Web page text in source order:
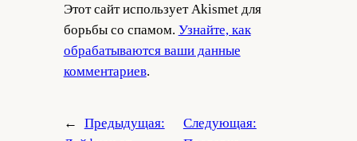
Этот сайт использует Akismet для
борьбы со спамом. Узнайте, как
обрабатываются ваши данные
комментариев.
←
Предыдущая:
Следующая: